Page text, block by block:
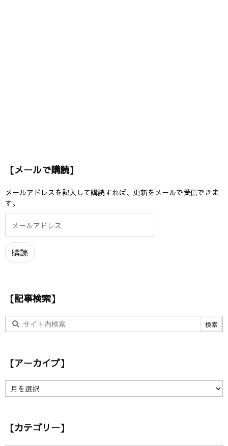
【メールで購読】
メールアドレスを記入して購読すれば、更新をメールで受信できま
す。
ル
ア
ド
購読
【記事検索】
【アーカイブ】
ア
イ【カテゴリー】